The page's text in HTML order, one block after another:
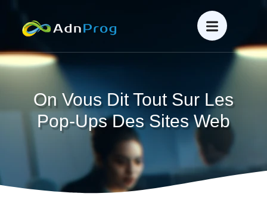
On Vous Dit Tout Sur Les
Pop-Ups Des Sites Web